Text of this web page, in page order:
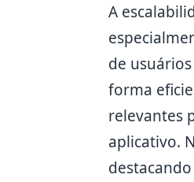
A
de
forma
relevantes
aplicativo.